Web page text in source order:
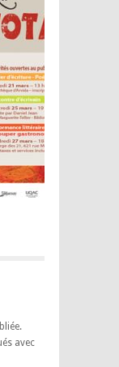
avec